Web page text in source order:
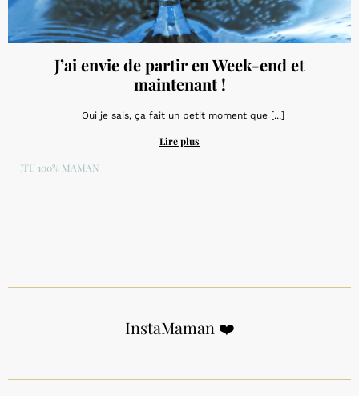
J’ai envie de partir en Week-end et
maintenant !
Oui je sais, ça fait un petit moment que [...]
Lire plus
ACTU 100% MAMAN
InstaMaman ❤️